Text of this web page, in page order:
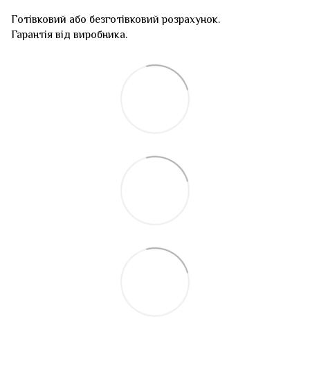
Готівковий або безготівковий розрахунок.
Гарантія від виробника.